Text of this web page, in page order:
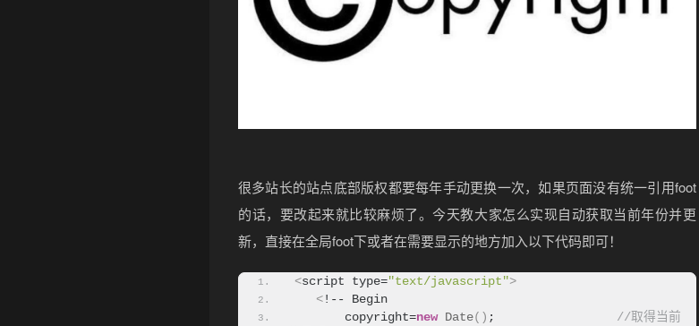
很多站长的站点底部版权都要每年手动更换一次，如果页面没有统一引用foot
的话，要改起来就比较麻烦了。今天教大家怎么实现自动获取当前年份并更
新，直接在全局foot下或者在需要显示的地方加入以下代码即可！
<script type="text/javascript">
< !-- Begin
       copyright=
new Date() ; //取得当前